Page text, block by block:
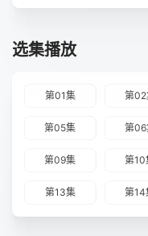
选集播放
第01集 第02
第05集 第06
第09集 第10
第13集 第14